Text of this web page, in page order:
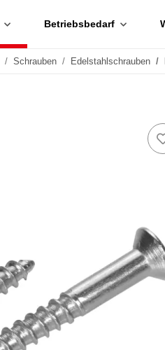
Betriebsbedarf
Schrauben Edelstahlschrauben